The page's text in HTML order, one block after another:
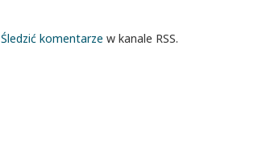
Śledzić komentarze w kanale RSS.